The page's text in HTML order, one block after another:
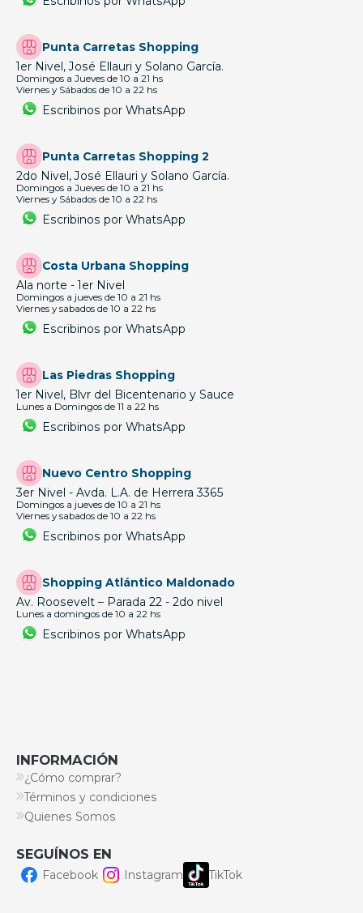
Punta Carretas Shopping
1er Nivel, José Ellauri y Solano García.
Domingos a Jueves de 10 a 21 hs
Viernes y Sábados de 10 a 22 hs
Escribinos por WhatsApp
Punta Carretas Shopping 2
2do Nivel, José Ellauri y Solano García.
Domingos a Jueves de 10 a 21 hs
Viernes y Sábados de 10 a 22 hs
Escribinos por WhatsApp
Costa Urbana Shopping
Ala norte - 1er Nivel
Domingos a jueves de 10 a 21 hs
Viernes y sabados de 10 a 22 hs
Escribinos por WhatsApp
Las Piedras Shopping
1er Nivel, Blvr del Bicentenario y Sauce
Lunes a Domingos de 11 a 22 hs
Escribinos por WhatsApp
Nuevo Centro Shopping
3er Nivel - Avda. L.A. de Herrera 3365
Domingos a jueves de 10 a 21 hs
Viernes y sabados de 10 a 22 hs
Escribinos por WhatsApp
Shopping Atlántico Maldonado
Av. Roosevelt – Parada 22 - 2do nivel
Lunes a domingos de 10 a 22 hs
Escribinos por WhatsApp
INFORMACIÓN
¿Cómo comprar?
Términos y condiciones
Quienes Somos
SEGUÍNOS EN
Facebook Instagram TikTok